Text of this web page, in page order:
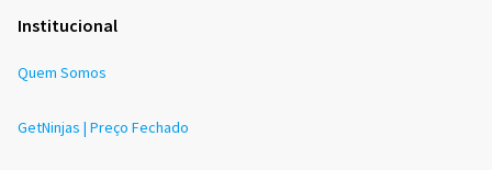
Institucional
Quem Somos
GetNinjas | Preço Fechado